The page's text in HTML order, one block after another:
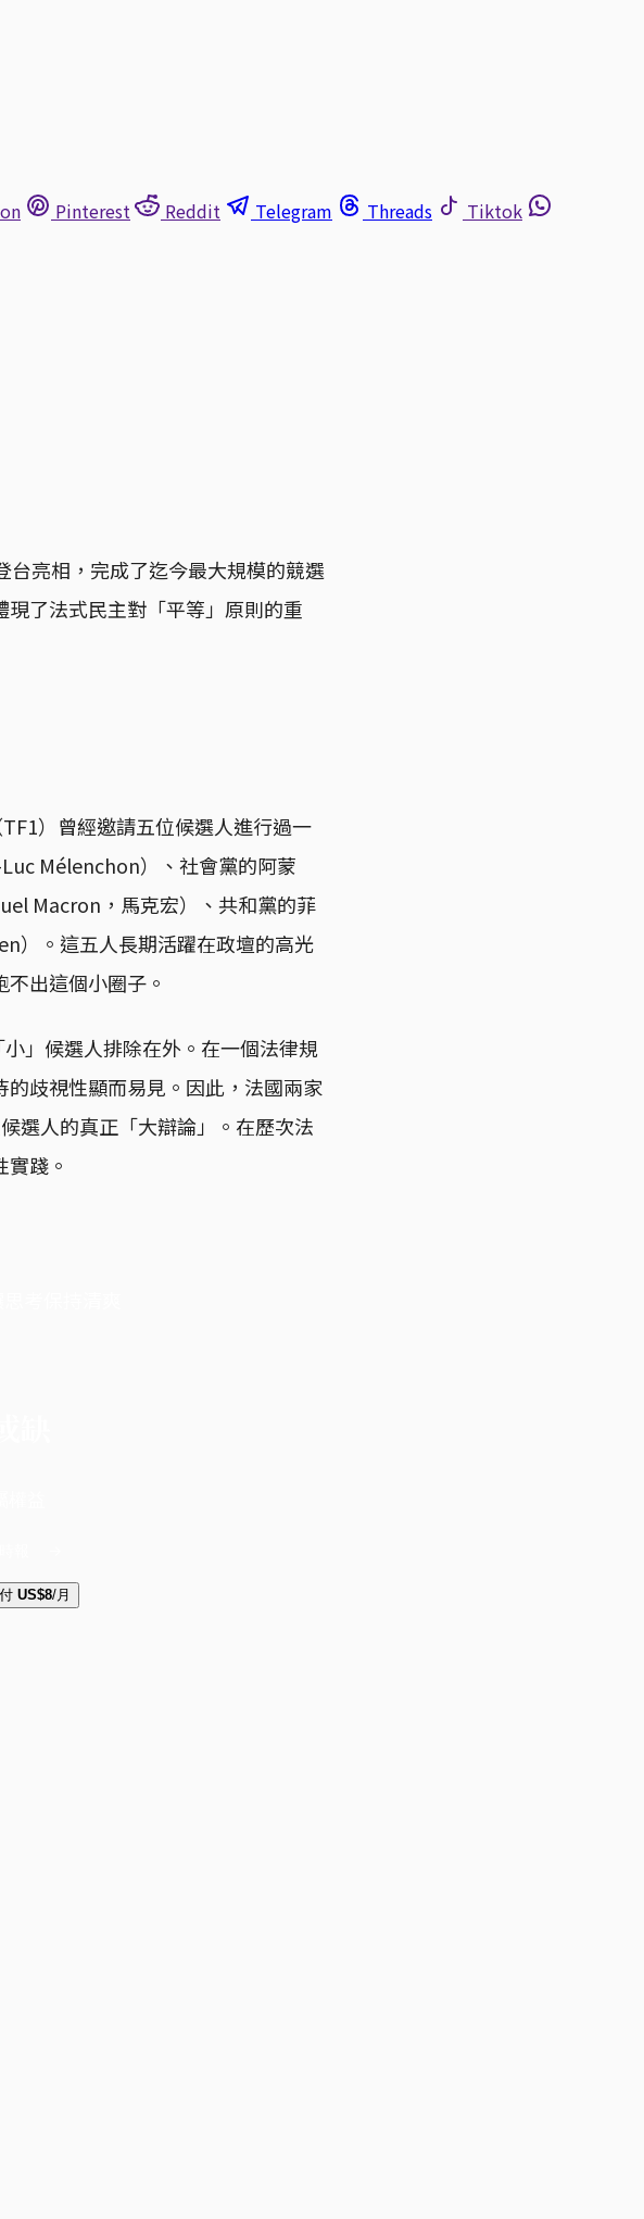
Pinterest Reddit Telegram Threads
Tiktok
亮相，完成了迄今最大規模的競選
了法式民主對「平等」原則的重
）曾經邀請五位候選人進行過一
Mélenchon）、社會黨的阿蒙
Macron，馬克宏）、共和黨的菲
）。這五人長期活躍在政壇的高光
出這個小圈子。
」候選人排除在外。在一個法律規
歧視性顯而易見。因此，法國兩家
選人的真正「大辯論」。在歷次法
踐。
US$8/月